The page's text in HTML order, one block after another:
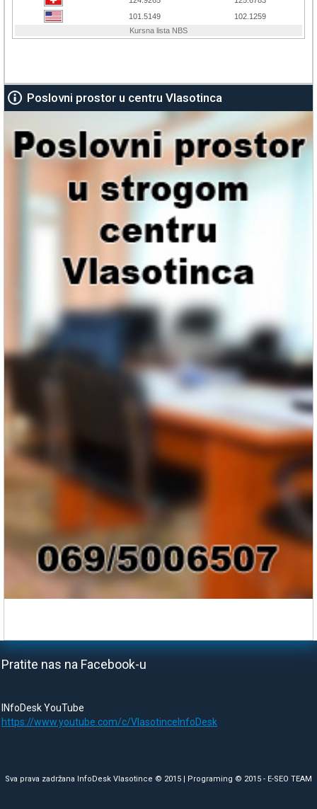
Poslovni prostor u centru Vlasotinca
Pratite nas na Facebook-u
INfoDesk YouTube
https://www.youtube.com/c/VlasotinceInfoDesk
Sva prava zadržana InfoDesk Vlasotince © 2015 | Programing © 2015 - E-SEO TEAM